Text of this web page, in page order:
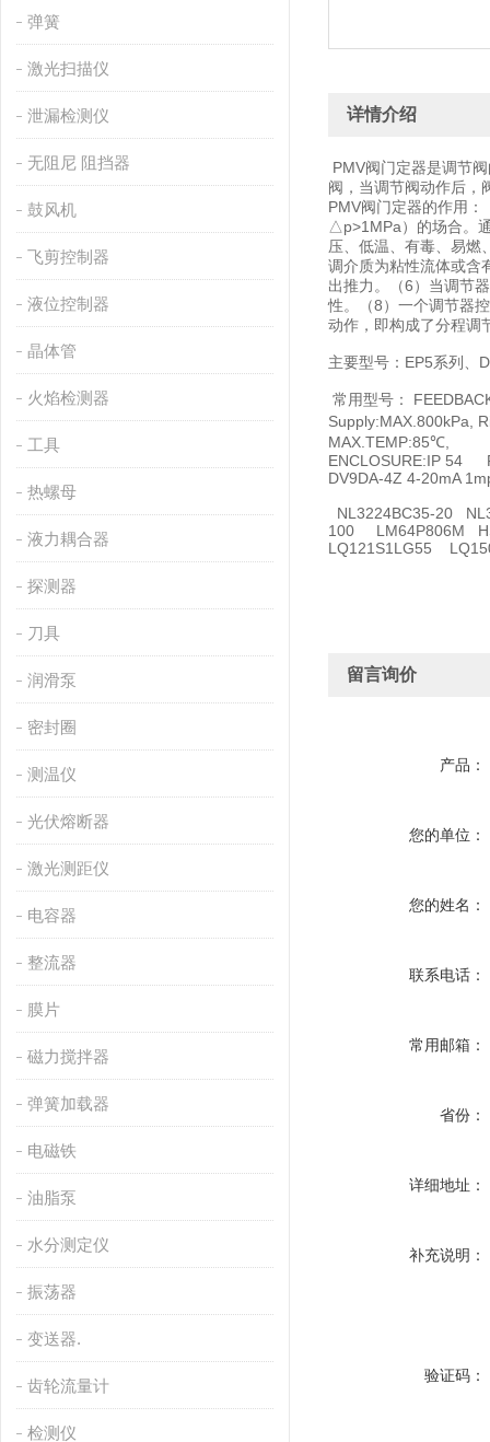
弹簧
激光扫描仪
泄漏检测仪
无阻尼 阻挡器
鼓风机
飞剪控制器
液位控制器
晶体管
火焰检测器
工具
热螺母
液力耦合器
探测器
刀具
润滑泵
密封圈
测温仪
光伏熔断器
激光测距仪
电容器
整流器
膜片
磁力搅拌器
弹簧加载器
电磁铁
油脂泵
水分测定仪
振荡器
变送器.
齿轮流量计
检测仪
详情介绍
PMV阀门定器是调节
阀，当调节阀动作后，
PMV阀门定器的作用
△p>1MPa）的场合。
压、低温、有毒、易燃
调介质为粘性流体或含
出推力。（6）当调节
性。（8）一个调节器
动作，即构成了分程调
主要型号：EP5系列、
常用型号：
MAX.TEMP:85℃,
ENCLOSURE:IP 54
DV9DA-4Z 4-20mA
NL3224BC35-20
100 LM64P806M
LQ121S1LG55
留言询价
产品：
您的单位：
您的姓名：
联系电话：
常用邮箱：
省份：
详细地址：
补充说明：
验证码：